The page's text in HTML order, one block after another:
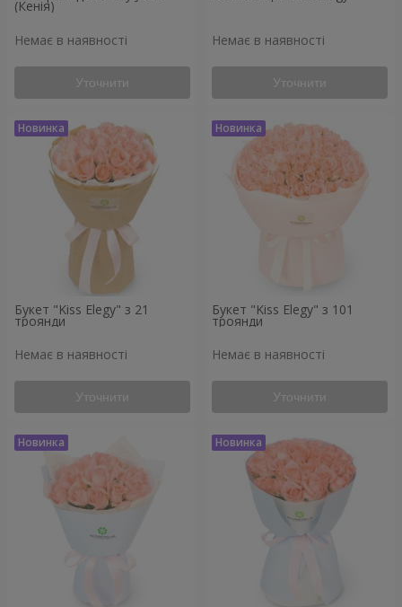
(Кенія)
Немає в наявності
Уточнити
Немає в наявності
Уточнити
Букет "Kiss Elegy" з 21
троянди
Немає в наявності
Уточнити
Букет "Kiss Elegy" з 101
троянди
Немає в наявності
Уточнити